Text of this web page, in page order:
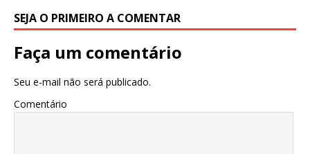
SEJA O PRIMEIRO A COMENTAR
Faça um comentário
Seu e-mail não será publicado.
Comentário